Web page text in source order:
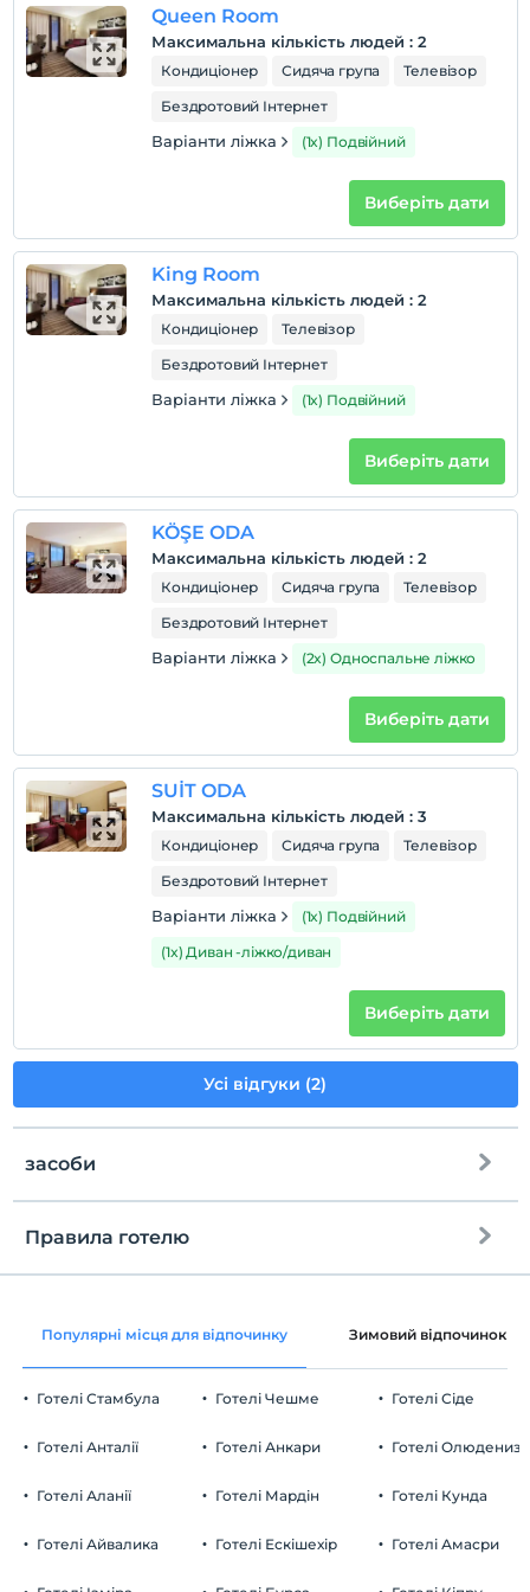
Домашні тварини заборонені
куріння
Є місця для куріння
Плата за дітей віком до 1 не стягується
Queen Room
Максимальна кількість людей : 2
Кондиціонер Сидяча група
Телевізор
Бездротовий Інтернет
Варіанти ліжка (1x) Подвійний
Виберіть дати
King Room
Максимальна кількість людей : 2
Кондиціонер
Телевізор
Бездротовий Інтернет
Варіанти ліжка (1x) Подвійний
Виберіть дати
KÖŞE ODA
Максимальна кількість людей : 2
Кондиціонер Сидяча група
Телевізор
Бездротовий Інтернет
Варіанти ліжка (2x) Односпальне ліжко
Виберіть дати
SUİT ODA
Максимальна кількість людей : 3
Кондиціонер Сидяча група
Телевізор
Бездротовий Інтернет
Варіанти ліжка
(1x) Подвійний
(1x) Диван -ліжко/диван
Виберіть дати
Усі відгуки (2)
засоби
Загальні зони та всі кімнати
Парковка
Безкоштовно Приватна автостоянка
Правила готелю
перевірь
Перевірити
Останній 12:00 і раніше
домашня тварина
Плата за дітей віком до 1 не стягується
Популярні місця для відпочинку Зимовий відпочинок
Готелі Стамбула
Готелі Анталії
Готелі Аланії
Готелі Айвалика
Готелі Чешме
Готелі Анкари
Готелі Мардін
Готелі Ескішехір
Готелі Сіде
Готелі Олюдениза
Готелі Кунда
Готелі Амасри